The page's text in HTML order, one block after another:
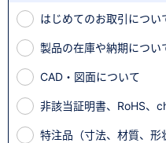
はじめてのお取引につい
製品の在庫や納期につい
CAD・図面について
非該当証明書、RoHS、
特注品（寸法、材質、形